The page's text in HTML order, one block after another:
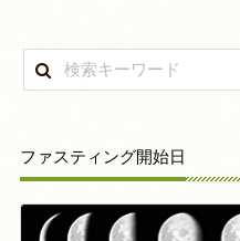
ファスティング開始日